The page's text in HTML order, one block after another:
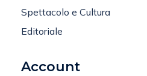
Spettacolo e Cultura
Editoriale
Account